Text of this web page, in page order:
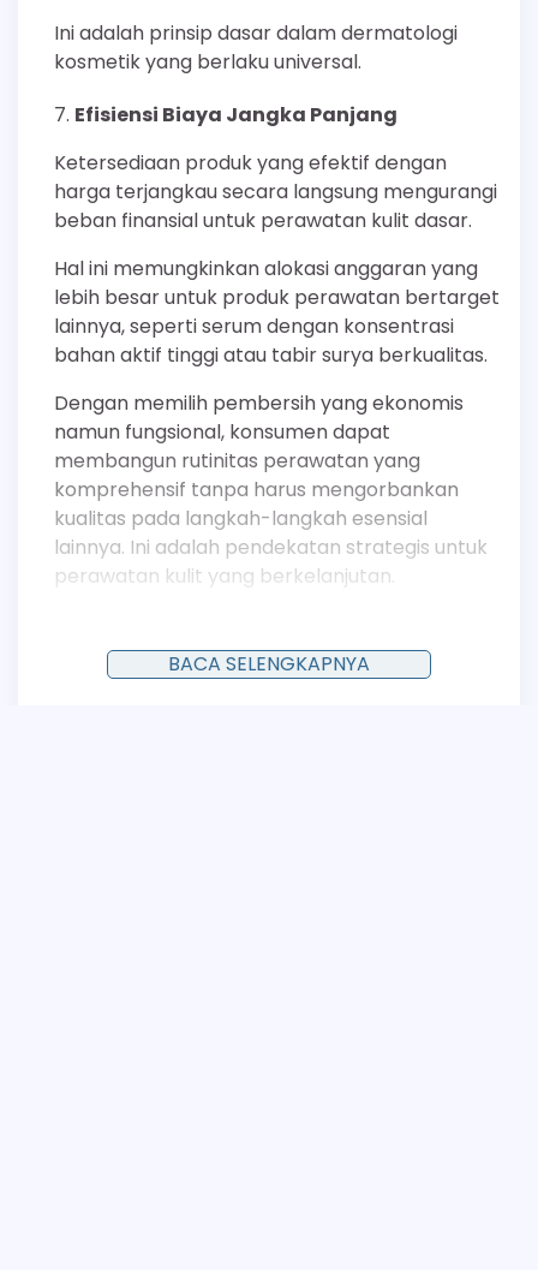
Ini adalah prinsip dasar dalam dermatologi
kosmetik yang berlaku universal.
Efisiensi Biaya Jangka Panjang
Ketersediaan produk yang efektif dengan
harga terjangkau secara langsung mengurangi
beban finansial untuk perawatan kulit dasar.
Hal ini memungkinkan alokasi anggaran yang
lebih besar untuk produk perawatan bertarget
lainnya, seperti serum dengan konsentrasi
bahan aktif tinggi atau tabir surya berkualitas.
Dengan memilih pembersih yang ekonomis
namun fungsional, konsumen dapat
membangun rutinitas perawatan yang
komprehensif tanpa harus mengorbankan
kualitas pada langkah-langkah esensial
lainnya. Ini adalah pendekatan strategis untuk
perawatan kulit yang berkelanjutan.
Formula pembersih murah modern sering kali
BACA SELENGKAPNYA